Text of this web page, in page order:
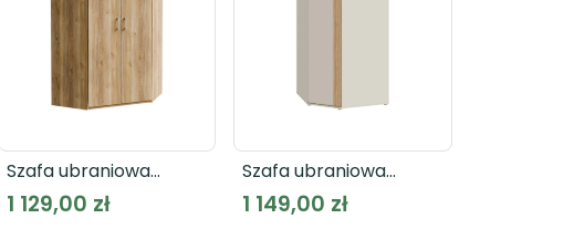
Szafa ubraniowa
narożna ECONOBOX 2
ECBS924
1 129,00 zł
Szafa ubraniowa
narożna WEXLIN
WEXS811
1 149,00 zł